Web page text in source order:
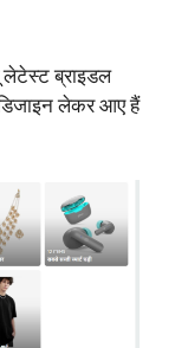
लेटेस्ट ब्राइडल
लेकर आए हैं